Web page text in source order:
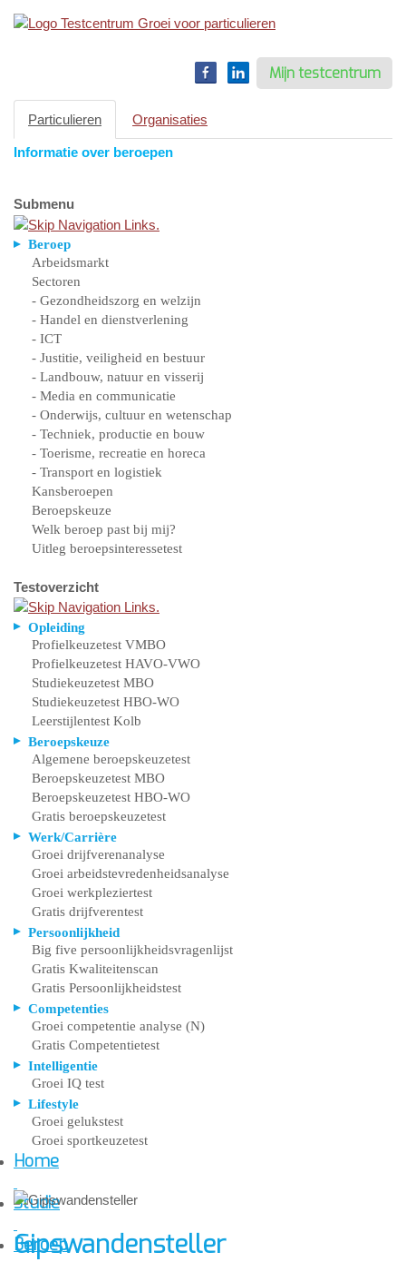
Mijn testcentrum
Particulieren Organisaties
Informatie over beroepen
Submenu
Beroep
Arbeidsmarkt
Sectoren
- Gezondheidszorg en welzijn
- Handel en dienstverlening
- ICT
- Justitie, veiligheid en bestuur
- Landbouw, natuur en visserij
- Media en communicatie
- Onderwijs, cultuur en wetenschap
- Techniek, productie en bouw
- Toerisme, recreatie en horeca
- Transport en logistiek
Kansberoepen
Beroepskeuze
Welk beroep past bij mij?
Uitleg beroepsinteressetest
Testoverzicht
Opleiding
Profielkeuzetest VMBO
Profielkeuzetest HAVO-VWO
Studiekeuzetest MBO
Studiekeuzetest HBO-WO
Leerstijlentest Kolb
Beroepskeuze
Algemene beroepskeuzetest
Beroepskeuzetest MBO
Beroepskeuzetest HBO-WO
Gratis beroepskeuzetest
Werk/Carrière
Groei drijfverenanalyse
Groei arbeidstevredenheidsanalyse
Groei werkpleziertest
Gratis drijfverentest
Persoonlijkheid
Big five persoonlijkheidsvragenlijst
Gratis Kwaliteitenscan
Gratis Persoonlijkheidstest
Competenties
Groei competentie analyse (N)
Gratis Competentietest
Intelligentie
Groei IQ test
Lifestyle
Groei gelukstest
Groei sportkeuzetest
Home
Studie
Beroep
Gipswandensteller